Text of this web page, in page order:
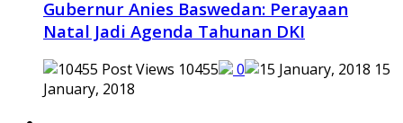
Gubernur Anies Baswedan: Perayaan
Natal Jadi Agenda Tahunan DKI
10455 0
15
January, 2018